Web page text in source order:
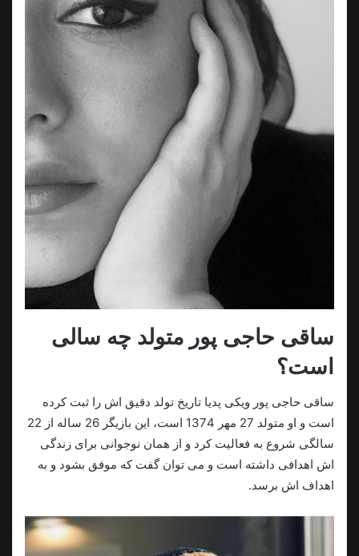
ساقی حاجی پور متولد چه سالی
است؟
ساقی حاجی پور ویکی پدیا تاریخ تولد دقیق اش را ثبت کرده
است و او متولد 27 مهر 1374 است، این بازیگر 26 ساله از 22
سالگی شروع به فعالیت کرد و از همان نوجوانی برای زندگی
اش اهدافی داشته است و می توان گفت که موفق بشود و به
اهداف اش برسد.